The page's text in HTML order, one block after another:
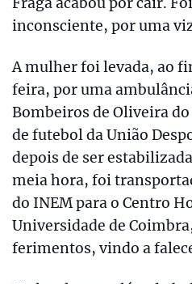
inconsciente, por uma
A mulher foi levada, ao
feira, por uma
Bombeiros de Oliveira
de futebol da União
depois de ser
meia hora, foi
do INEM para o Centro
Universidade de
ferimentos, vindo a